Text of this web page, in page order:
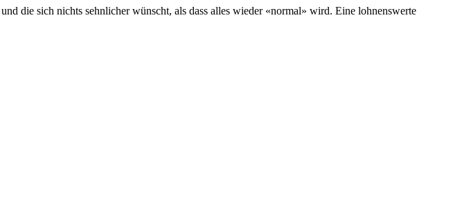
die sich nichts sehnlicher wünscht, als dass alles wieder «normal» wird. Eine lohnenswerte